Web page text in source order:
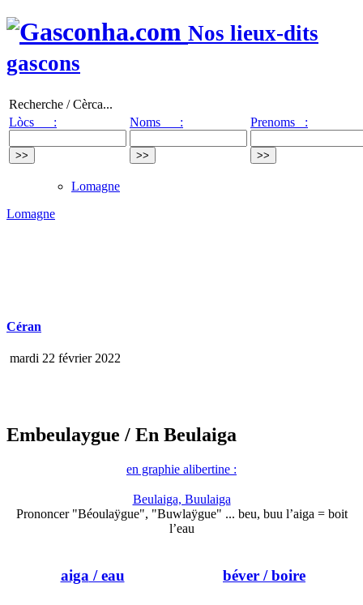
Nos lieux-dits
gascons
Recherche / Cèrca...
Lòcs :
Noms : Prenoms :
Lomagne
Lomagne
Céran
mardi 22 février 2022
Embeulaygue / En Beulaiga
en graphie alibertine :
Beulaiga, Buulaiga
Prononcer "Béoulaÿgue", "Buwlaÿgue" ... beu, buu l’aiga = boit
l’eau
aiga / eau béver / boire